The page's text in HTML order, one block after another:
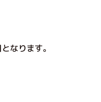
なります。